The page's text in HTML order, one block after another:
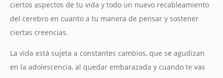
ciertos aspectos de tu vida y todo un nuevo recableamiento
del cerebro en cuanto a tu manera de pensar y sostener
ciertas creencias.
La vida está sujeta a constantes cambios, que se agudizan
en la adolescencia, al quedar embarazada y cuando te vas